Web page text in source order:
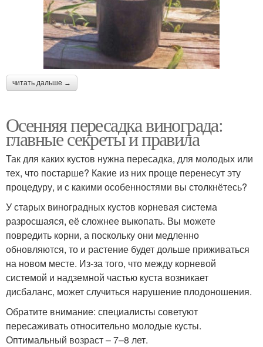
читать дальше →
Осенняя пересадка винограда:
главные секреты и правила
Так для каких кустов нужна пересадка, для молодых или
тех, что постарше? Какие из них проще перенесут эту
процедуру, и с какими особенностями вы столкнётесь?
У старых виноградных кустов корневая система
разросшаяся, её сложнее выкопать. Вы можете
повредить корни, а поскольку они медленно
обновляются, то и растение будет дольше приживаться
на новом месте. Из-за того, что между корневой
системой и надземной частью куста возникает
дисбаланс, может случиться нарушение плодоношения.
Обратите внимание: специалисты советуют
пересаживать относительно молодые кусты.
Оптимальный возраст – 7–8 лет.